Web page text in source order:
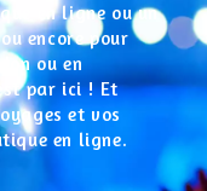
en ligne ou un
encore pour
ou en
par ici ! Et
et vos
en ligne.